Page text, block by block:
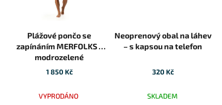
Plážové pončo se
zapínáním MERFOLKS -
modrozelené
1 850 Kč
VYPRODÁNO
Neoprenový obal na láhev
– s kapsou na telefon
320 Kč
SKLADEM